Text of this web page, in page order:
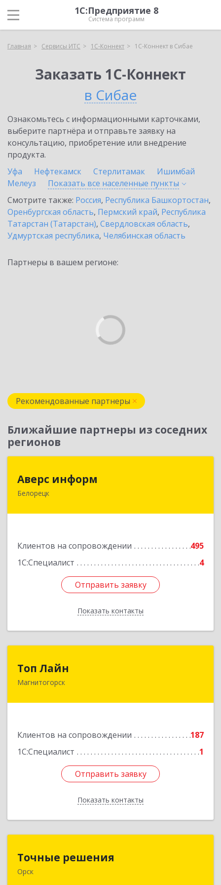
1С:Предприятие 8
Система программ
Главная Сервисы ИТС 1С-Коннект 1С-Коннект в Сибае
Заказать 1С-Коннект
в Сибае
Ознакомьтесь с информационными карточками,
выберите партнёра и отправьте заявку на
консультацию, приобретение или внедрение
продукта.
Уфа
Нефтекамск Стерлитамак
Ишимбай
Мелеуз
Показать все населенные пункты
Смотрите также: Россия, Республика Башкортостан,
Оренбургская область, Пермский край, Республика
Татарстан (Татарстан), Свердловская область,
Удмуртская республика, Челябинская область
Партнеры в вашем регионе:
Рекомендованные партнеры
Ближайшие партнеры из соседних
регионов
Аверс информ
Белорецк
Клиентов на сопровождении
495
1С:Специалист
4
Отправить заявку
Показать контакты
453500, Башкортостан Респ, Белорецкий р-н,
Подробнее
Отправить заявку
Назад
Топ Лайн
Магнитогорск
Клиентов на сопровождении
187
1С:Специалист
1
Отправить заявку
Показать контакты
454000, Челябинская обл, Магнитогорск г,
Отправить заявку
Назад
Точные решения
Орск